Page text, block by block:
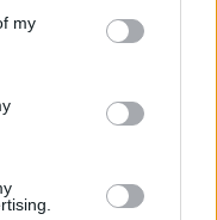
my
con
e basilico
con salsa al
aromatico
al cioccolato: il